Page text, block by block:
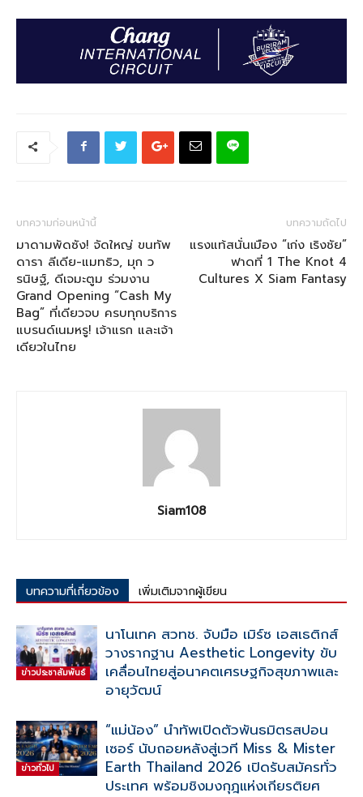
บทความก่อนหน้านี้
มาดามพัดซัง! จัดใหญ่ ขนทัพ
ดารา ลีเดีย-แมทธิว, มุก ว
รนิษฐ์, ดีเจมะตูม ร่วมงาน
Grand Opening “Cash My
Bag” ที่เดียวจบ ครบทุกบริการ
แบรนด์เนมหรู! เจ้าแรก และเจ้า
เดียวในไทย
บทความถัดไป
แรงแท้สนั่นเมือง “เก่ง เริงชัย”
ฟาดที่ 1 The Knot 4
Cultures X Siam Fantasy
Siam108
บทความที่เกี่ยวข้อง เพิ่มเติมจากผู้เขียน
ข่าวประชาสัมพันธ์
นาโนเทค สวทช. จับมือ เมิร์ซ เอสเธติกส์
วางรากฐาน Aesthetic Longevity ขับ
เคลื่อนไทยสู่อนาคตเศรษฐกิจสุขภาพและ
อายุวัฒน์
ข่าวทั่วไป
“แม่น้อง” นำทัพเปิดตัวพันธมิตรสปอน
เซอร์ นับถอยหลังสู่เวที Miss & Mister
Earth Thailand 2026 เปิดรับสมัครทั่ว
ประเทศ พร้อมชิงมงกุฎแห่งเกียรติยศ